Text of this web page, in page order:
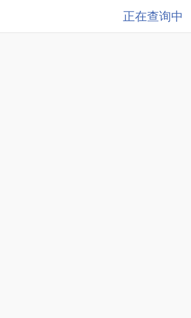
正在查询中